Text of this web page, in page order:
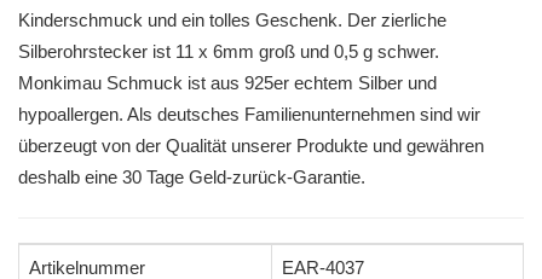
Kinderschmuck und ein tolles Geschenk. Der zierliche
Silberohrstecker ist 11 x 6mm groß und 0,5 g schwer.
Monkimau Schmuck ist aus 925er echtem Silber und
hypoallergen. Als deutsches Familienunternehmen sind wir
überzeugt von der Qualität unserer Produkte und gewähren
deshalb eine 30 Tage Geld-zurück-Garantie.
Artikelnummer EAR-4037